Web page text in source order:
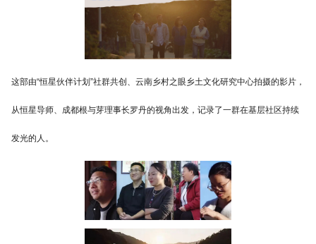
这部由“恒星伙伴计划”社群共创、云南乡村之眼乡土文化研究中心拍摄的影片，
从恒星导师、成都根与芽理事长罗丹的视角出发，记录了一群在基层社区持续
发光的人。